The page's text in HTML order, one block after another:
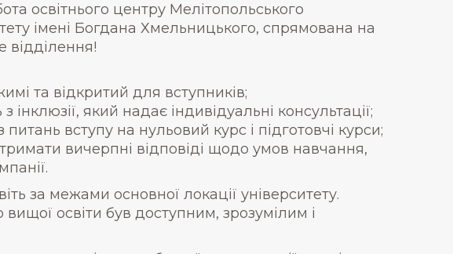
освітнього центру Мелітопольського
імені Богдана Хмельницького, спрямована на
відділення!
та відкритий для вступників;
який надає індивідуальні консультації;
питань вступу на нульовий курс і підготовчі курси;
вичерпні відповіді щодо умов навчання,
за межами основної локації університету.
освіти був доступним, зрозумілим і